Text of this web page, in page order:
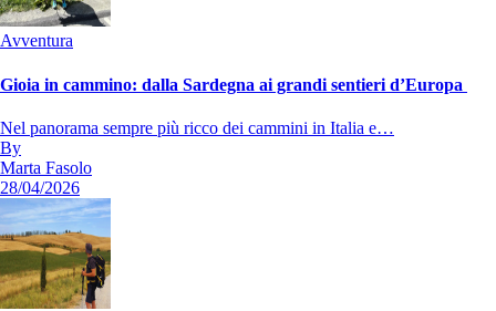
Avventura
Gioia in cammino: dalla Sardegna ai grandi sentieri d’Europa
Nel panorama sempre più ricco dei cammini in Italia e…
By
Marta Fasolo
28/04/2026